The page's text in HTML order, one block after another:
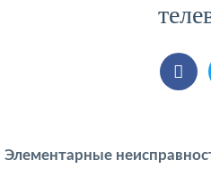
Элементарные